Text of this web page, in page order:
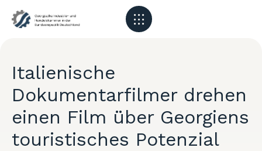
Italienische
Dokumentarfilmer drehen
einen Film über Georgiens
touristisches Potenzial